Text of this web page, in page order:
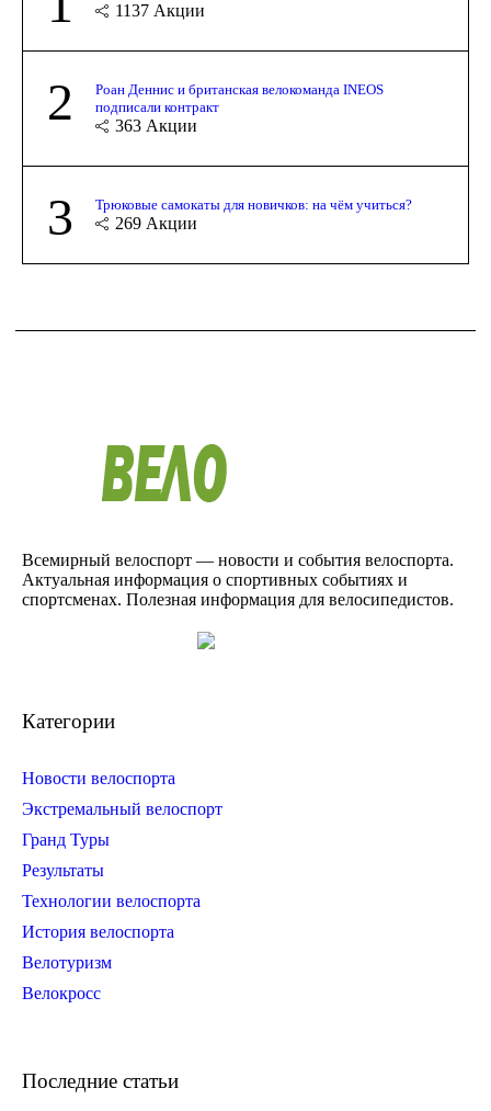
1137 Акции
2
Роан Деннис и британская велокоманда INEOS
подписали контракт
363 Акции
3 Трюковые самокаты для новичков: на чём учиться?
269 Акции
Всемирный велоспорт — новости и события велоспорта.
Актуальная информация о спортивных событиях и
спортсменах. Полезная информация для велосипедистов.
Категории
Новости велоспорта
Экстремальный велоспорт
Гранд Туры
Результаты
Технологии велоспорта
История велоспорта
Велотуризм
Велокросс
Последние статьи